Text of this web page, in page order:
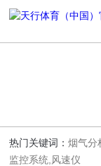
热门关键词：烟气分
监控系统,风速仪